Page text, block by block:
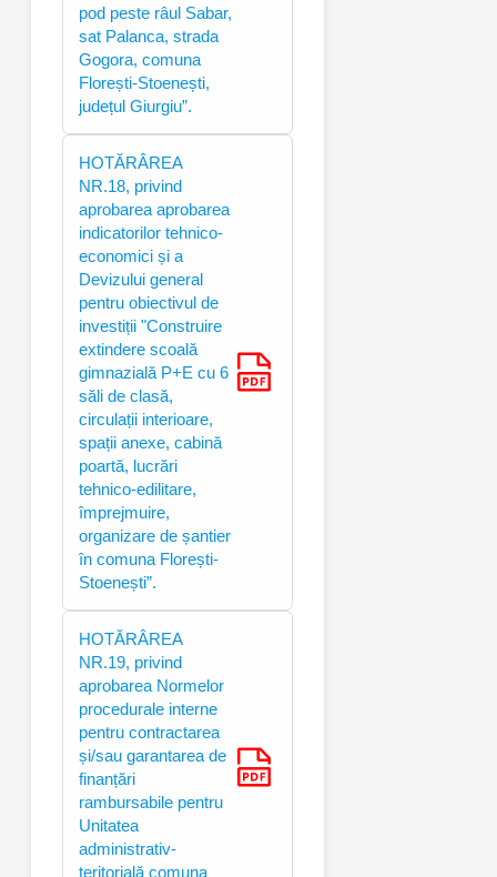
pod peste râul Sabar,
sat Palanca, strada
Gogora, comuna
Florești-Stoenești,
județul Giurgiu”.
HOTĂRÂREA
NR.18, privind
aprobarea aprobarea
indicatorilor tehnico-
economici și a
Devizului general
pentru obiectivul de
investiții "Construire
extindere scoală
gimnazială P+E cu 6
săli de clasă,
circulații interioare,
spații anexe, cabină
poartă, lucrări
tehnico‐edilitare,
împrejmuire,
organizare de șantier
în comuna Florești-
Stoenești”.
HOTĂRÂREA
NR.19, privind
aprobarea Normelor
procedurale interne
pentru contractarea
și/sau garantarea de
finanțări
rambursabile pentru
Unitatea
administrativ-
teritorială comuna